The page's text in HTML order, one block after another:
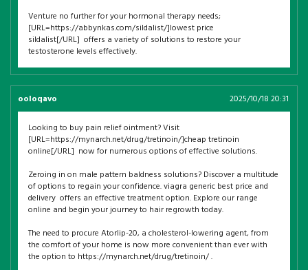
Venture no further for your hormonal therapy needs;
[URL=https://abbynkas.com/sildalist/]lowest price
sildalist[/URL] offers a variety of solutions to restore your
testosterone levels effectively.
ooloqavo 2025/10/18 20:31
Looking to buy pain relief ointment? Visit
[URL=https://mynarch.net/drug/tretinoin/]cheap tretinoin
online[/URL] now for numerous options of effective solutions.
Zeroing in on male pattern baldness solutions? Discover a multitude
of options to regain your confidence. viagra generic best price and
delivery offers an effective treatment option. Explore our range
online and begin your journey to hair regrowth today.
The need to procure Atorlip-20, a cholesterol-lowering agent, from
the comfort of your home is now more convenient than ever with
the option to https://mynarch.net/drug/tretinoin/ .